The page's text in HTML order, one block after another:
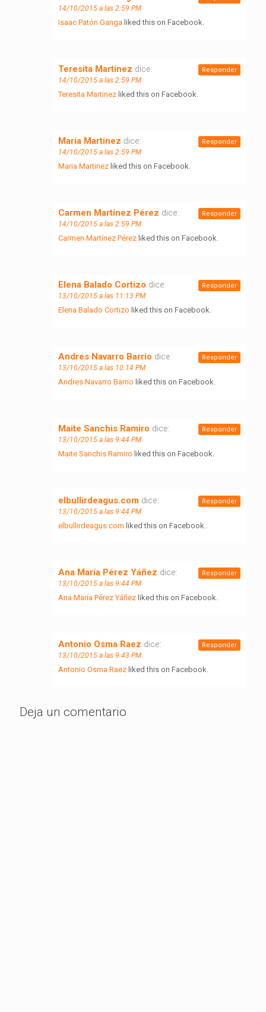
14/10/2015 a las 2:59 PM
Isaac Patón Ganga liked this on Facebook.
Teresita Martinez dice:
14/10/2015 a las 2:59 PM
Teresita Martinez liked this on Facebook.
Responder
Maria Martinez dice:
14/10/2015 a las 2:59 PM
Maria Martinez liked this on Facebook.
Responder
Carmen Martínez Pérez dice:
14/10/2015 a las 2:59 PM
Carmen Martínez Pérez liked this on Facebook.
Responder
Elena Balado Cortizo dice:
13/10/2015 a las 11:13 PM
Elena Balado Cortizo liked this on Facebook.
Responder
Andres Navarro Barrio dice:
13/10/2015 a las 10:14 PM
Andres Navarro Barrio liked this on Facebook.
Responder
Maite Sanchis Ramiro dice:
13/10/2015 a las 9:44 PM
Maite Sanchis Ramiro liked this on Facebook.
Responder
elbullirdeagus.com dice:
13/10/2015 a las 9:44 PM
elbullirdeagus.com liked this on Facebook.
Responder
Ana María Pérez Yáñez dice:
13/10/2015 a las 9:44 PM
Ana María Pérez Yáñez liked this on Facebook.
Responder
Antonio Osma Raez dice:
13/10/2015 a las 9:43 PM
Antonio Osma Raez liked this on Facebook.
Responder
Deja un comentario